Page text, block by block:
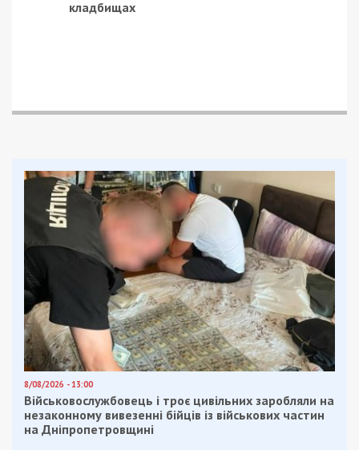
У Нікопольському районі під ударом були
жінки 61 та 57 років, а ще 15-річна дівчина. Усі